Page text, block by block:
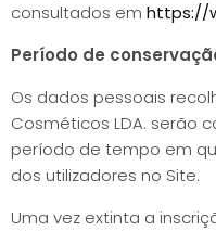
consultados em https://
Período de
Os dados pessoais
Cosméticos LDA. serão
período de tempo em
dos utilizadores no Site.
Uma vez extinta a